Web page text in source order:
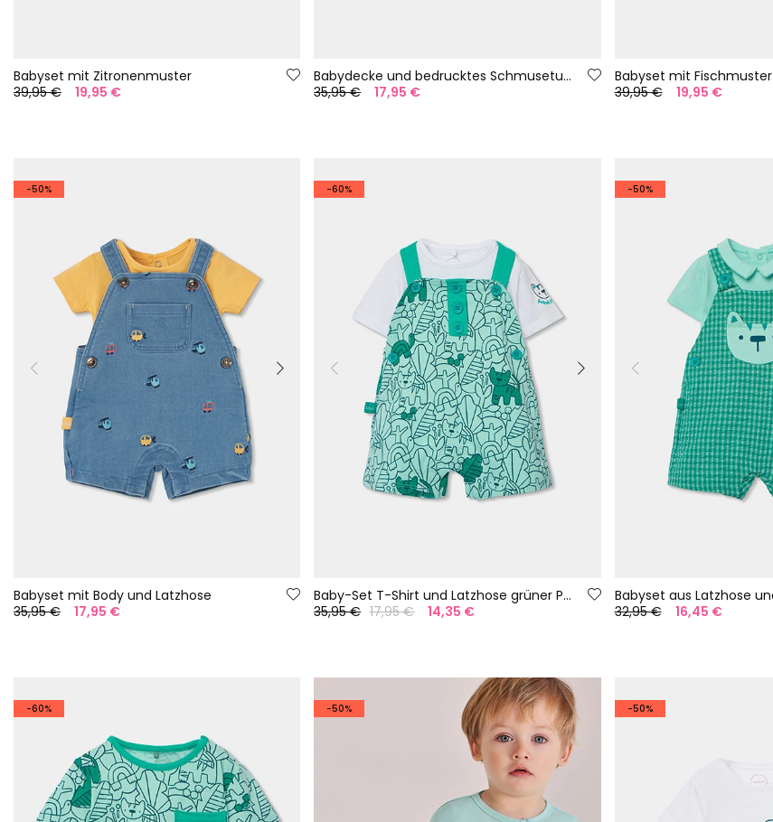
Babyset mit Zitronenmuster
39,95 €
19,95 €
Babydecke und bedrucktes Schmusetuch
35,95 €
17,95 €
Babyset mit Fischmuster
39,95 €
19,95 €
-50%
Babyset mit Body und Latzhose
35,95 €
17,95 €
-60%
Baby-Set T-Shirt und Latzhose grüner Print
35,95 € 17,95 € 14,35 €
-50%
32,95 €
16,45 €
-60% -50% -50%